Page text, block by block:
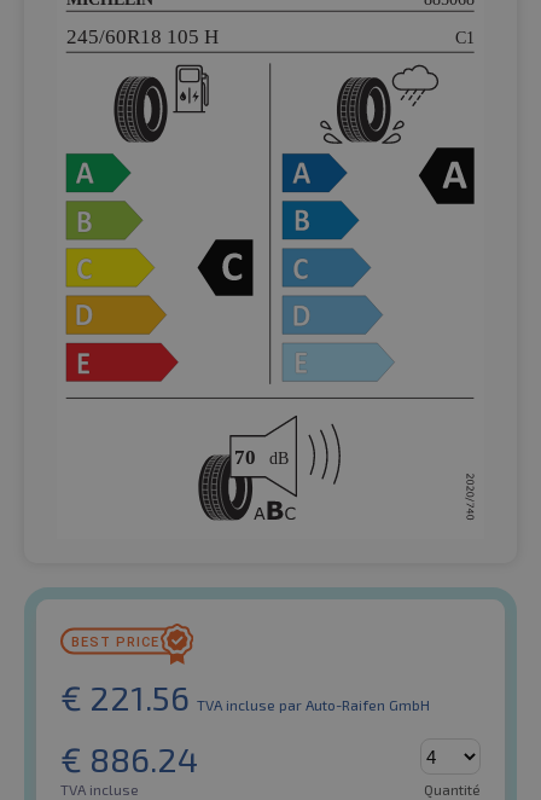
€ 221.56 TVA incluse par Auto-Raifen GmbH
€ 886.24
TVA incluse Quantité